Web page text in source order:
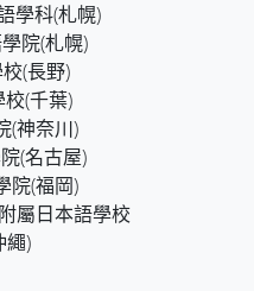
學科(札幌)
院(札幌)
(長野)
(千葉)
(神奈川)
(名古屋)
院(福岡)
屬日本語學校
繩)